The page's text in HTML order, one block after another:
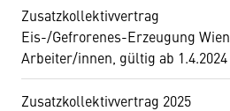
Zusatzkollektivvertrag
Eis-/Gefrorenes-Erzeugung Wien,
Arbeiter/innen, gültig ab 1.4.2024
Zusatzkollektivvertrag 2025